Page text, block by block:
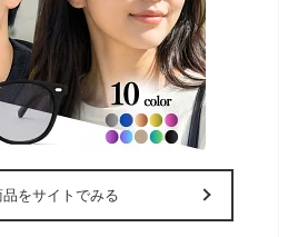
品をサイトでみる